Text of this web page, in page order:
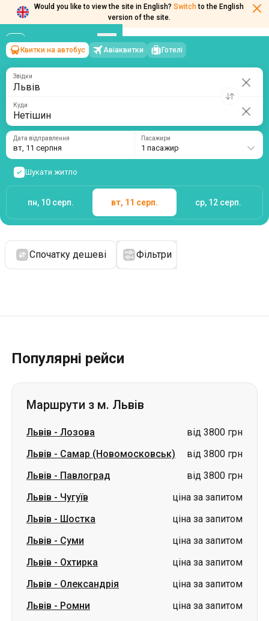
Would you like to view the site in English? Switch to the English
version of the site.
Львів → Нетішин
вт, 11 серпня/1 пасажир
Квитки на автобус Авіаквитки Готелі
Звідки
Куди
Дата відправлення
вт, 11 серпня
Пасажири
1 пасажир
Шукати житло
пн, 10 серп. вт, 11 серп. ср, 12 серп.
Спочатку дешеві Фільтри
Популярні рейси
Маршрути з м. Львів
Львів - Лозова
від 3800 грн
Львів - Самар (Новомосковськ)
від 3800 грн
Львів - Павлоград
від 3800 грн
Львів - Чугуїв
ціна за запитом
Львів - Шостка
ціна за запитом
Львів - Суми
ціна за запитом
Львів - Охтирка
ціна за запитом
Львів - Олександрія
ціна за запитом
Львів - Ромни
ціна за запитом